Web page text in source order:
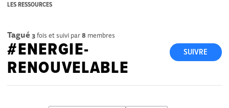
LES RESSOURCES
Tagué 3fois et suivi par8 membres
SUIVRE
#ENERGIE-
RENOUVELABLE